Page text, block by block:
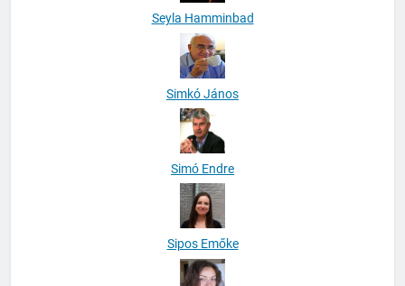
Seyla Hamminbad
Simkó János
Simó Endre
Sipos Emőke